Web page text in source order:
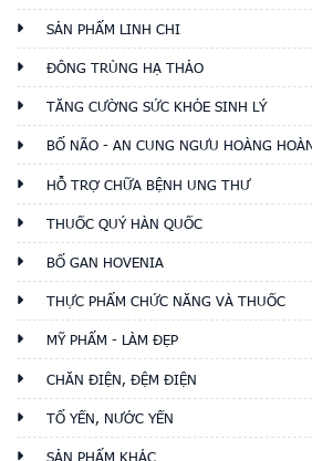
SẢN PHẨM LINH CHI
ĐÔNG TRÙNG HẠ THẢO
TĂNG CƯỜNG SỨC KHỎE SINH LÝ
BỔ NÃO - AN CUNG NGƯU HOÀNG
HỖ TRỢ CHỮA BỆNH UNG THƯ
THUỐC QUÝ HÀN QUỐC
BỔ GAN HOVENIA
THỰC PHẨM CHỨC NĂNG VÀ THUỐC
MỸ PHẨM - LÀM ĐẸP
CHĂN ĐIỆN, ĐỆM ĐIỆN
TỔ YẾN, NƯỚC YẾN
SẢN PHẨM KHÁC